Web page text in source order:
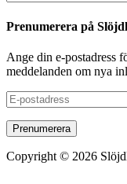
Prenumerera på
Ange din e-postadress
meddelanden om nya
E-
postadress
Copyright © 2026